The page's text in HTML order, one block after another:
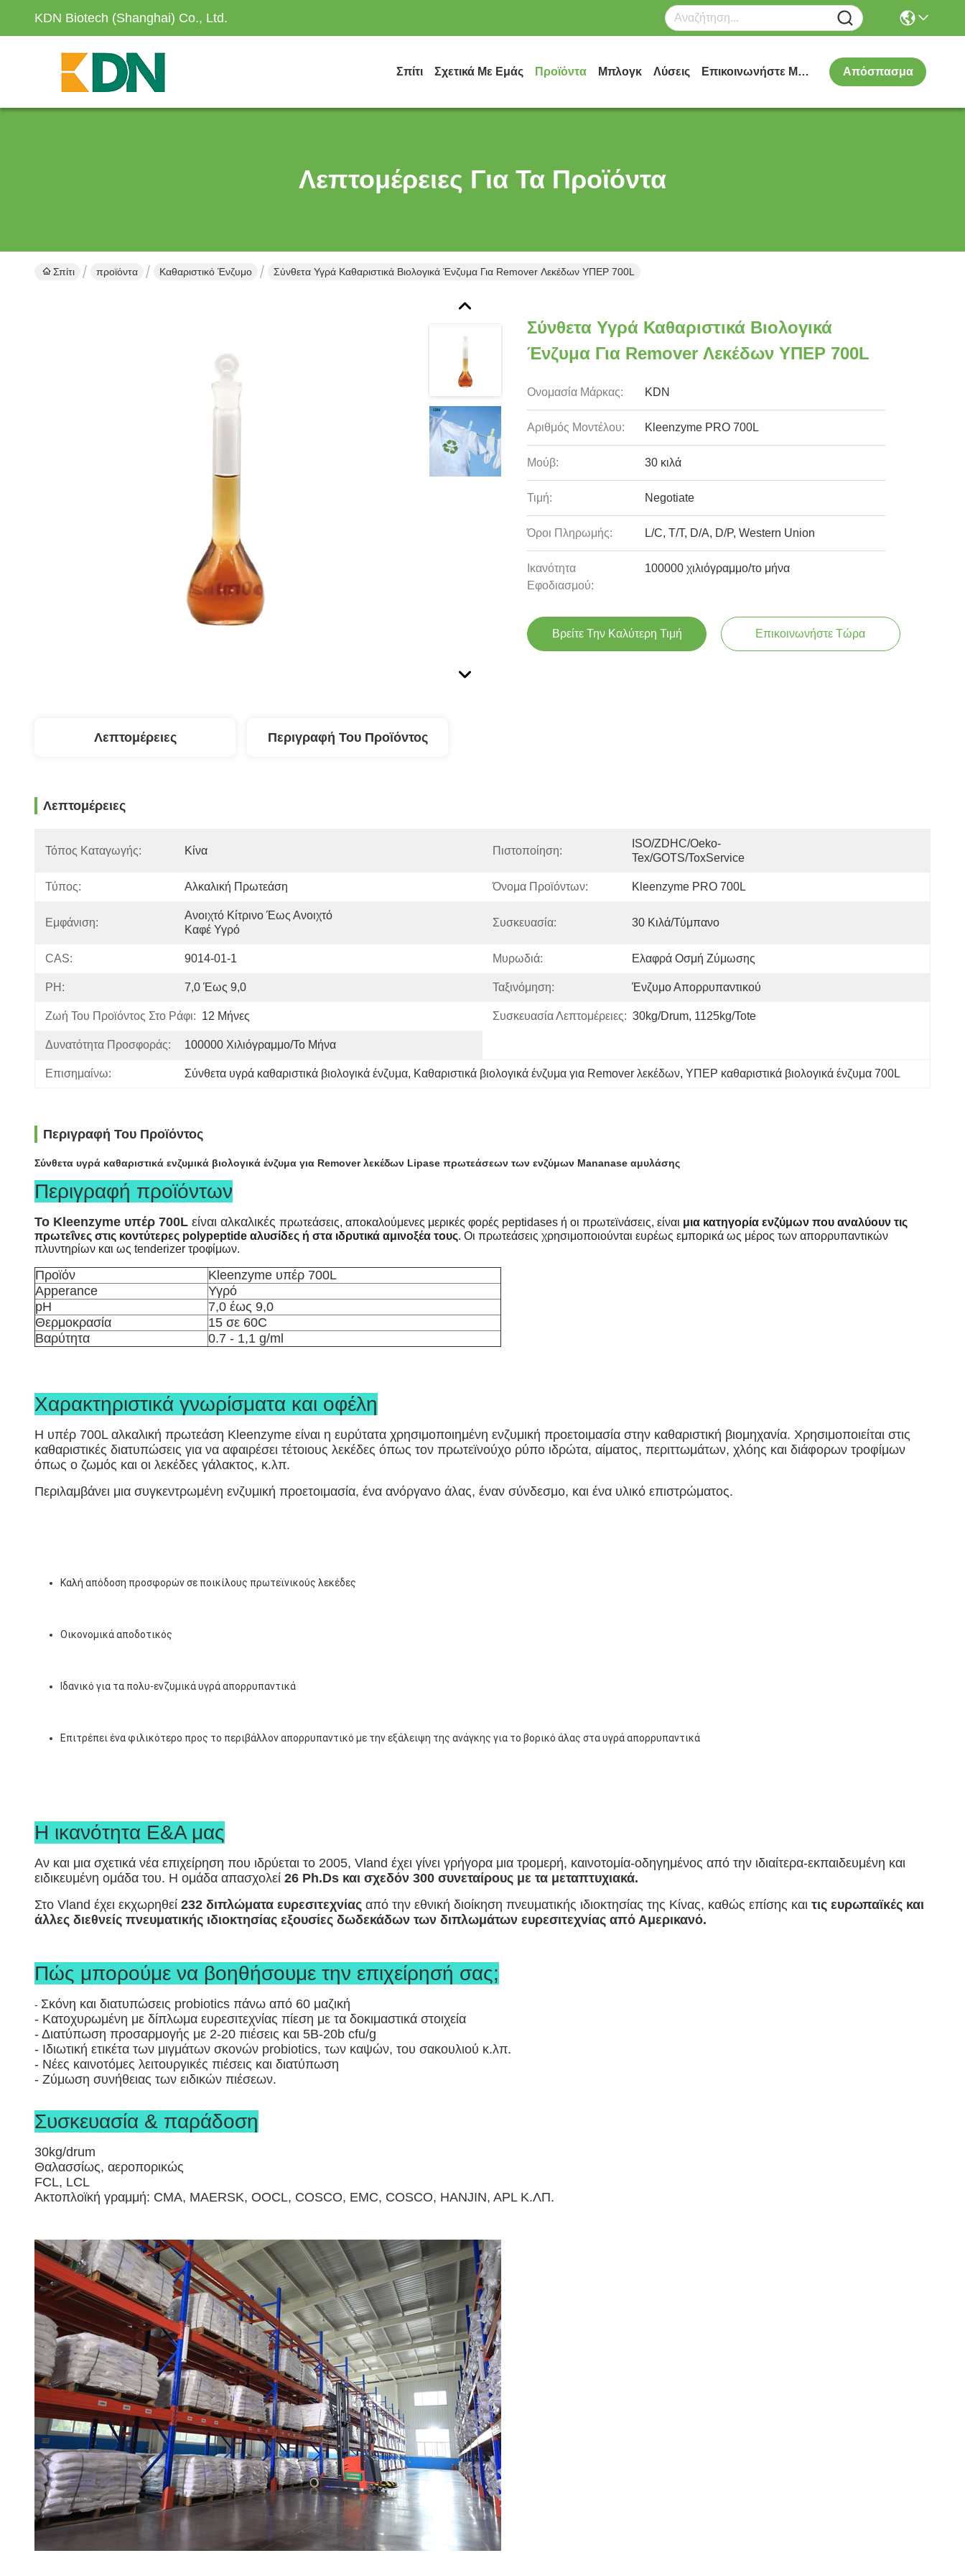
KDN Biotech (Shanghai) Co., Ltd.
Σπίτι Σχετικά Με Εμάς Προϊόντα Μπλογκ Λύσεις Επικοινωνήστε Μαζί Μας Απόσπασμα
Λεπτομέρειες Για Τα Προϊόντα
Σπίτι προϊόντα Καθαριστικό Ένζυμο Σύνθετα Υγρά Καθαριστικά Βιολογικά Ένζυμα Για Remover Λεκέδων ΥΠΕΡ 700L
Σύνθετα Υγρά Καθαριστικά Βιολογικά
Ένζυμα Για Remover Λεκέδων ΥΠΕΡ 700L
Ονομασία Μάρκας: KDN
Αριθμός Μοντέλου: Kleenzyme PRO 700L
Μούβ: 30 κιλά
Τιμή: Negotiate
Όροι Πληρωμής: L/C, T/T, D/A, D/P, Western Union
Ικανότητα
Εφοδιασμού:
100000 χιλιόγραμμο/το μήνα
Βρείτε Την Καλύτερη Τιμή Επικοινωνήστε Τώρα
Λεπτομέρειες Περιγραφή Του Προϊόντος
Λεπτομέρειες
Τόπος Καταγωγής: Κίνα Πιστοποίηση:
ISO/ZDHC/Oeko-
Tex/GOTS/ToxService
Τύπος: Αλκαλική Πρωτεάση Όνομα Προϊόντων: Kleenzyme PRO 700L
Εμφάνιση:
Ανοιχτό Κίτρινο Έως Ανοιχτό
Καφέ Υγρό
Συσκευασία: 30 Κιλά/τύμπανο
CAS: 9014-01-1 Μυρωδιά: Ελαφρά Οσμή Ζύμωσης
PH: 7,0 Έως 9,0 Ταξινόμηση: Ένζυμο Απορρυπαντικού
Ζωή Του Προϊόντος Στο Ράφι: 12 Μήνες Συσκευασία Λεπτομέρειες: 30kg/drum, 1125kg/tote
Δυνατότητα Προσφοράς: 100000 Χιλιόγραμμο/το Μήνα
Επισημαίνω: Σύνθετα υγρά καθαριστικά βιολογικά ένζυμα, Καθαριστικά βιολογικά ένζυμα για Remover λεκέδων, ΥΠΕΡ καθαριστικά βιολογικά ένζυμα 700L
Περιγραφή Του Προϊόντος
Σύνθετα υγρά καθαριστικά ενζυμικά βιολογικά ένζυμα για Remover λεκέδων Lipase πρωτεάσεων των ενζύμων Mananase αμυλάσης
Περιγραφή προϊόντων
Το Kleenzyme υπέρ 700L είναι αλκαλικές πρωτεάσεις, αποκαλούμενες μερικές φορές peptidases ή οι πρωτεϊνάσεις, είναι μια κατηγορία ενζύμων που αναλύουν τις
πρωτεΐνες στις κοντύτερες polypeptide αλυσίδες ή στα ιδρυτικά αμινοξέα τους. Οι πρωτεάσεις χρησιμοποιούνται ευρέως εμπορικά ως μέρος των απορρυπαντικών
πλυντηρίων και ως tenderizer τροφίμων.
Προϊόν
Kleenzyme υπέρ 700L
Apperance
Υγρό
pH
7,0 έως 9,0
Θερμοκρασία
15 σε 60C
Βαρύτητα
0.7 - 1,1 g/ml
Χαρακτηριστικά γνωρίσματα και οφέλη
Η υπέρ 700L αλκαλική πρωτεάση Kleenzyme είναι η ευρύτατα χρησιμοποιημένη ενζυμική προετοιμασία στην καθαριστική βιομηχανία. Χρησιμοποιείται στις
καθαριστικές διατυπώσεις για να αφαιρέσει τέτοιους λεκέδες όπως τον πρωτεϊνούχο ρύπο ιδρώτα, αίματος, περιττωμάτων, χλόης και διάφορων τροφίμων
όπως ο ζωμός και οι λεκέδες γάλακτος, κ.λπ.
Περιλαμβάνει μια συγκεντρωμένη ενζυμική προετοιμασία, ένα ανόργανο άλας, έναν σύνδεσμο, και ένα υλικό επιστρώματος.
Καλή απόδοση προσφορών σε ποικίλους πρωτεϊνικούς λεκέδες
Οικονομικά αποδοτικός
Ιδανικό για τα πολυ-ενζυμικά υγρά απορρυπαντικά
Επιτρέπει ένα φιλικότερο προς το περιβάλλον απορρυπαντικό με την εξάλειψη της ανάγκης για το βορικό άλας στα υγρά απορρυπαντικά
Η ικανότητα Ε&Α μας
Αν και μια σχετικά νέα επιχείρηση που ιδρύεται το 2005, Vland έχει γίνει γρήγορα μια τρομερή, καινοτομία-οδηγημένος από την ιδιαίτερα-εκπαιδευμένη και
ειδικευμένη ομάδα του. Η ομάδα απασχολεί 26 Ph.Ds και σχεδόν 300 συνεταίρους με τα μεταπτυχιακά.
Στο Vland έχει εκχωρηθεί 232 διπλώματα ευρεσιτεχνίας από την εθνική διοίκηση πνευματικής ιδιοκτησίας της Κίνας, καθώς επίσης και τις ευρωπαϊκές και
άλλες διεθνείς πνευματικής ιδιοκτησίας εξουσίες δωδεκάδων των διπλωμάτων ευρεσιτεχνίας από Αμερικανό.
Πώς μπορούμε να βοηθήσουμε την επιχείρησή σας;
- Σκόνη και διατυπώσεις probiotics πάνω από 60 μαζική
- Κατοχυρωμένη με δίπλωμα ευρεσιτεχνίας πίεση με τα δοκιμαστικά στοιχεία
- Διατύπωση προσαρμογής με 2-20 πιέσεις και 5B-20b cfu/g
- Ιδιωτική ετικέτα των μιγμάτων σκονών probiotics, των καψών, του σακουλιού κ.λπ.
- Νέες καινοτόμες λειτουργικές πιέσεις και διατύπωση
- Ζύμωση συνήθειας των ειδικών πιέσεων.
Συσκευασία & παράδοση
30kg/drum
Θαλασσίως, αεροπορικώς
FCL, LCL
Ακτοπλοϊκή γραμμή: CMA, MAERSK, OOCL, COSCO, EMC, COSCO, HANJIN, APL Κ.ΛΠ.